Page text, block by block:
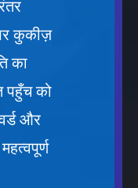
कुकीज़
का
पहुँच को
और